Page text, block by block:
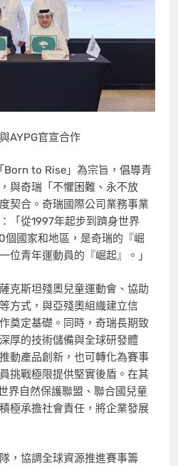
AYPG官宣合作
to Rise」為宗旨，倡導青
與奇瑞「不懼困難、永不放
契合。奇瑞國際公司業務事業
「從1997年起步到躋身世界
國家和地區，是奇瑞的『崛
位青年運動員的『崛起』。」
克斯坦殘奧兒童運動會、協助
方式，與亞殘奧組織建立信
奠定基礎。同時，奇瑞長期致
厚的技術儲備與全球研發體
動產品創新，也可轉化為賽事
挑戰極限提供堅實後盾。在其
界自然保護聯盟、聯合國兒童
極承擔社會責任，將企業發展
，協調全球資源推進賽事籌